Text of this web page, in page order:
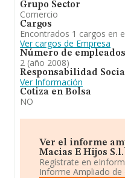
Grupo Sector
Comercio
Cargos
Encontrados 1 cargos en
Ver cargos de Empresa
Número de empleados
2 (año 2008)
Responsabilidad
Ver Información
Cotiza en Bolsa
NO
Ver el informe
Macias E Hijos S.l.
Regístrate en
Informe Ampliado de